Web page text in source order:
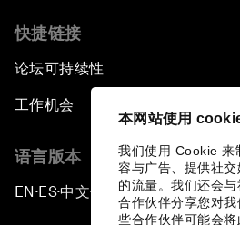
本网站使用
我们使用 Cookie 来
容与广告、提供社
的流量。我们还会
合作伙伴分享您对
些合作伙伴可能会
快捷链接
论坛可持续性
工作机会
语言版本
EN ▪ES▪中文▪ 日本語